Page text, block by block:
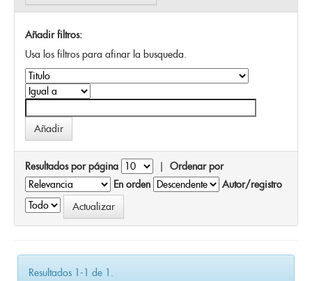
Añadir filtros:
Usa los filtros para afinar la busqueda.
Resultados por página | Ordenar por
En orden
Autor/registro
Resultados 1-1 de 1.